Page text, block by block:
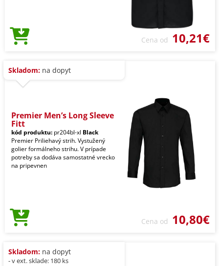
Cena od 10,21€
Skladom: na dopyt
Premier Men’s Long Sleeve
Fitt
kód produktu: pr204bl-xl Black
Premier Priliehavý strih. Vystužený
golier formálneho strihu. V prípade
potreby sa dodáva samostatné vrecko
na pripevnen
Cena od 10,80€
Skladom: na dopyt
- v ext. sklade: 180 ks